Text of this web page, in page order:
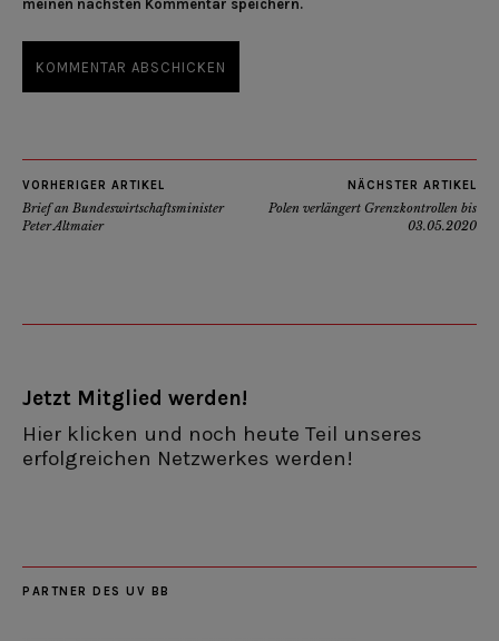
meinen nächsten Kommentar speichern.
VORHERIGER ARTIKEL
Brief an Bundeswirtschaftsminister
Peter Altmaier
NÄCHSTER ARTIKEL
Polen verlängert Grenzkontrollen bis
03.05.2020
Jetzt Mitglied werden!
Hier klicken und noch heute Teil unseres
erfolgreichen Netzwerkes werden!
PARTNER DES UV BB